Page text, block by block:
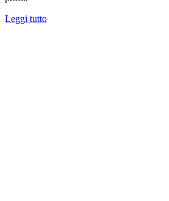
Leggi tutto